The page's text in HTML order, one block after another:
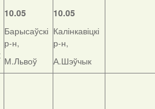
10.05
Барысаўскі
р-н,
М.Львоў
10.05
Калінкавіцкі
р-н,
А.Шэўчык